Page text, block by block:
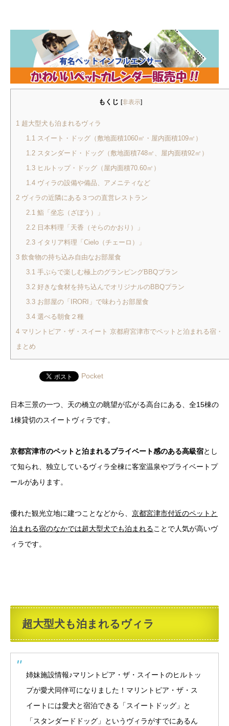
もくじ [非表示]
1 超大型犬も泊まれるヴィラ
1.1スイート・ドッグ（敷地面積1060㎡・屋内面積109㎡）
1.2スタンダード・ドッグ（敷地面積748㎡、屋内面積92㎡）
1.3ヒルトップ・ドッグ（屋内面積70.60㎡）
1.4ヴィラの設備や備品、アメニティなど
2 ヴィラの近隣にある３つの直営レストラン
2.1鮨「坐忘（ざぼう）」
2.2日本料理「天香（そらのかおり）」
2.3イタリア料理「Cielo（チェーロ）」
3 飲食物の持ち込み自由なお部屋食
3.1手ぶらで楽しむ極上のグランピングBBQプラン
3.2好きな食材を持ち込んでオリジナルのBBQプラン
3.3お部屋の「IRORI」で味わうお部屋食
3.4選べる朝食２種
4 マリントピア・ザ・スイート 京都府宮津市でペットと泊まれる宿・
まとめ
Pocket
日本三景の一つ、天の橋立の眺望が広がる高台にある、全15棟の
1棟貸切のスイートヴィラです。
京都宮津市のペットと泊まれるプライベート感のある高級宿とし
て知られ、独立しているヴィラ全棟に客室温泉やプライベートプ
ールがあります。
優れた観光立地に建つことなどから、 京都宮津市付近のペットと
泊まれる宿のなかでは超大型犬でも泊まれることで人気が高いヴ
ィラです。
超大型犬も泊まれるヴィラ
姉妹施設情報♪マリントピア・ザ・スイートのヒルトッ
プが愛犬同伴可になりました！マリントピア・ザ・ス
イートには愛犬と宿泊できる「スイートドッグ」と
「スタンダードドッグ」というヴィラがすでにあるん